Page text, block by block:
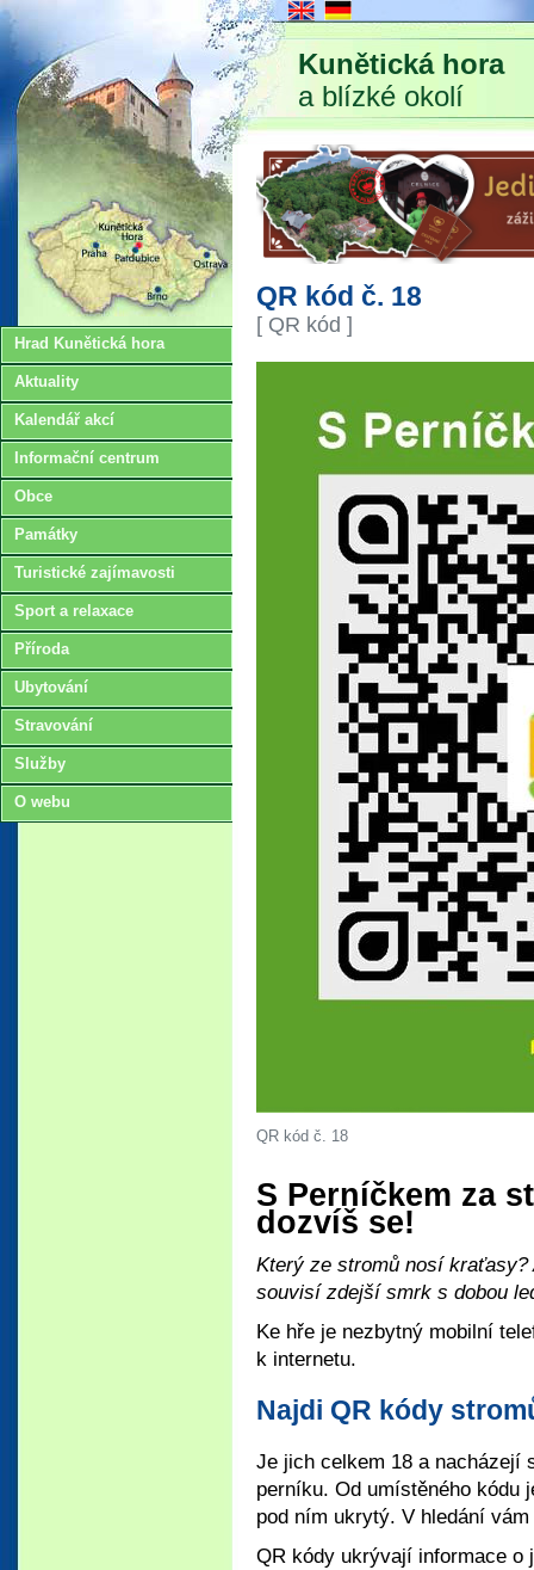
Kunětická hora
a blízké okolí
Hrad Kunětická hora
Aktuality
Kalendář akcí
Informační centrum
Obce
Památky
Turistické zajímavosti
Sport a relaxace
Příroda
Ubytování
Stravování
Služby
O webu
QR kód č. 18
[ QR kód ]
QR kód č. 18
S Perníčkem za
dozvíš se!
Který ze stromů nosí
souvisí zdejší smrk s dobou
Ke hře je nezbytný mobilní
k internetu.
Najdi QR kódy
Je jich celkem 18 a nacházejí
perníku. Od umístěného kódu
pod ním ukrytý. V hledání
QR kódy ukrývají informace o